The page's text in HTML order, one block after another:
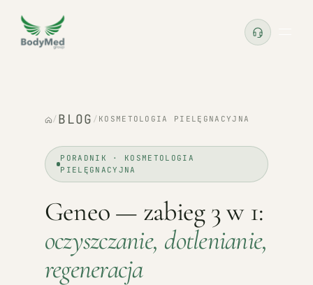
/ BLOG / KOSMETOLOGIA PIELĘGNACYJNA
PORADNIK · KOSMETOLOGIA
PIELĘGNACYJNA
Geneo — zabieg 3 w 1:
oczyszczanie, dotlenianie,
regeneracja